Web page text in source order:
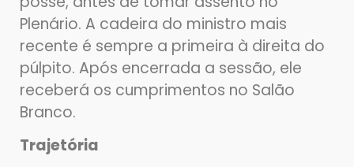
Plenário. A cadeira do ministro mais
recente é sempre a primeira à direita do
púlpito. Após encerrada a sessão, ele
receberá os cumprimentos no Salão
Branco.
Trajetória